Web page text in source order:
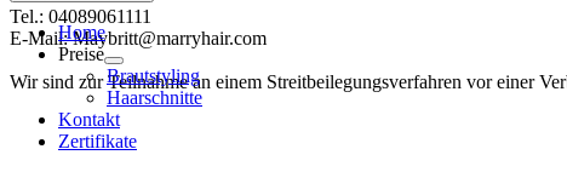
Home
Preise
Brautstyling
Haarschnitte
Kontakt
Zertifikate
Tel.: 04089061111
E-Mail: Maybritt@marryhair.com
Wir sind zur Teilnahme an einem Streitbeilegungsverfahren vor einer